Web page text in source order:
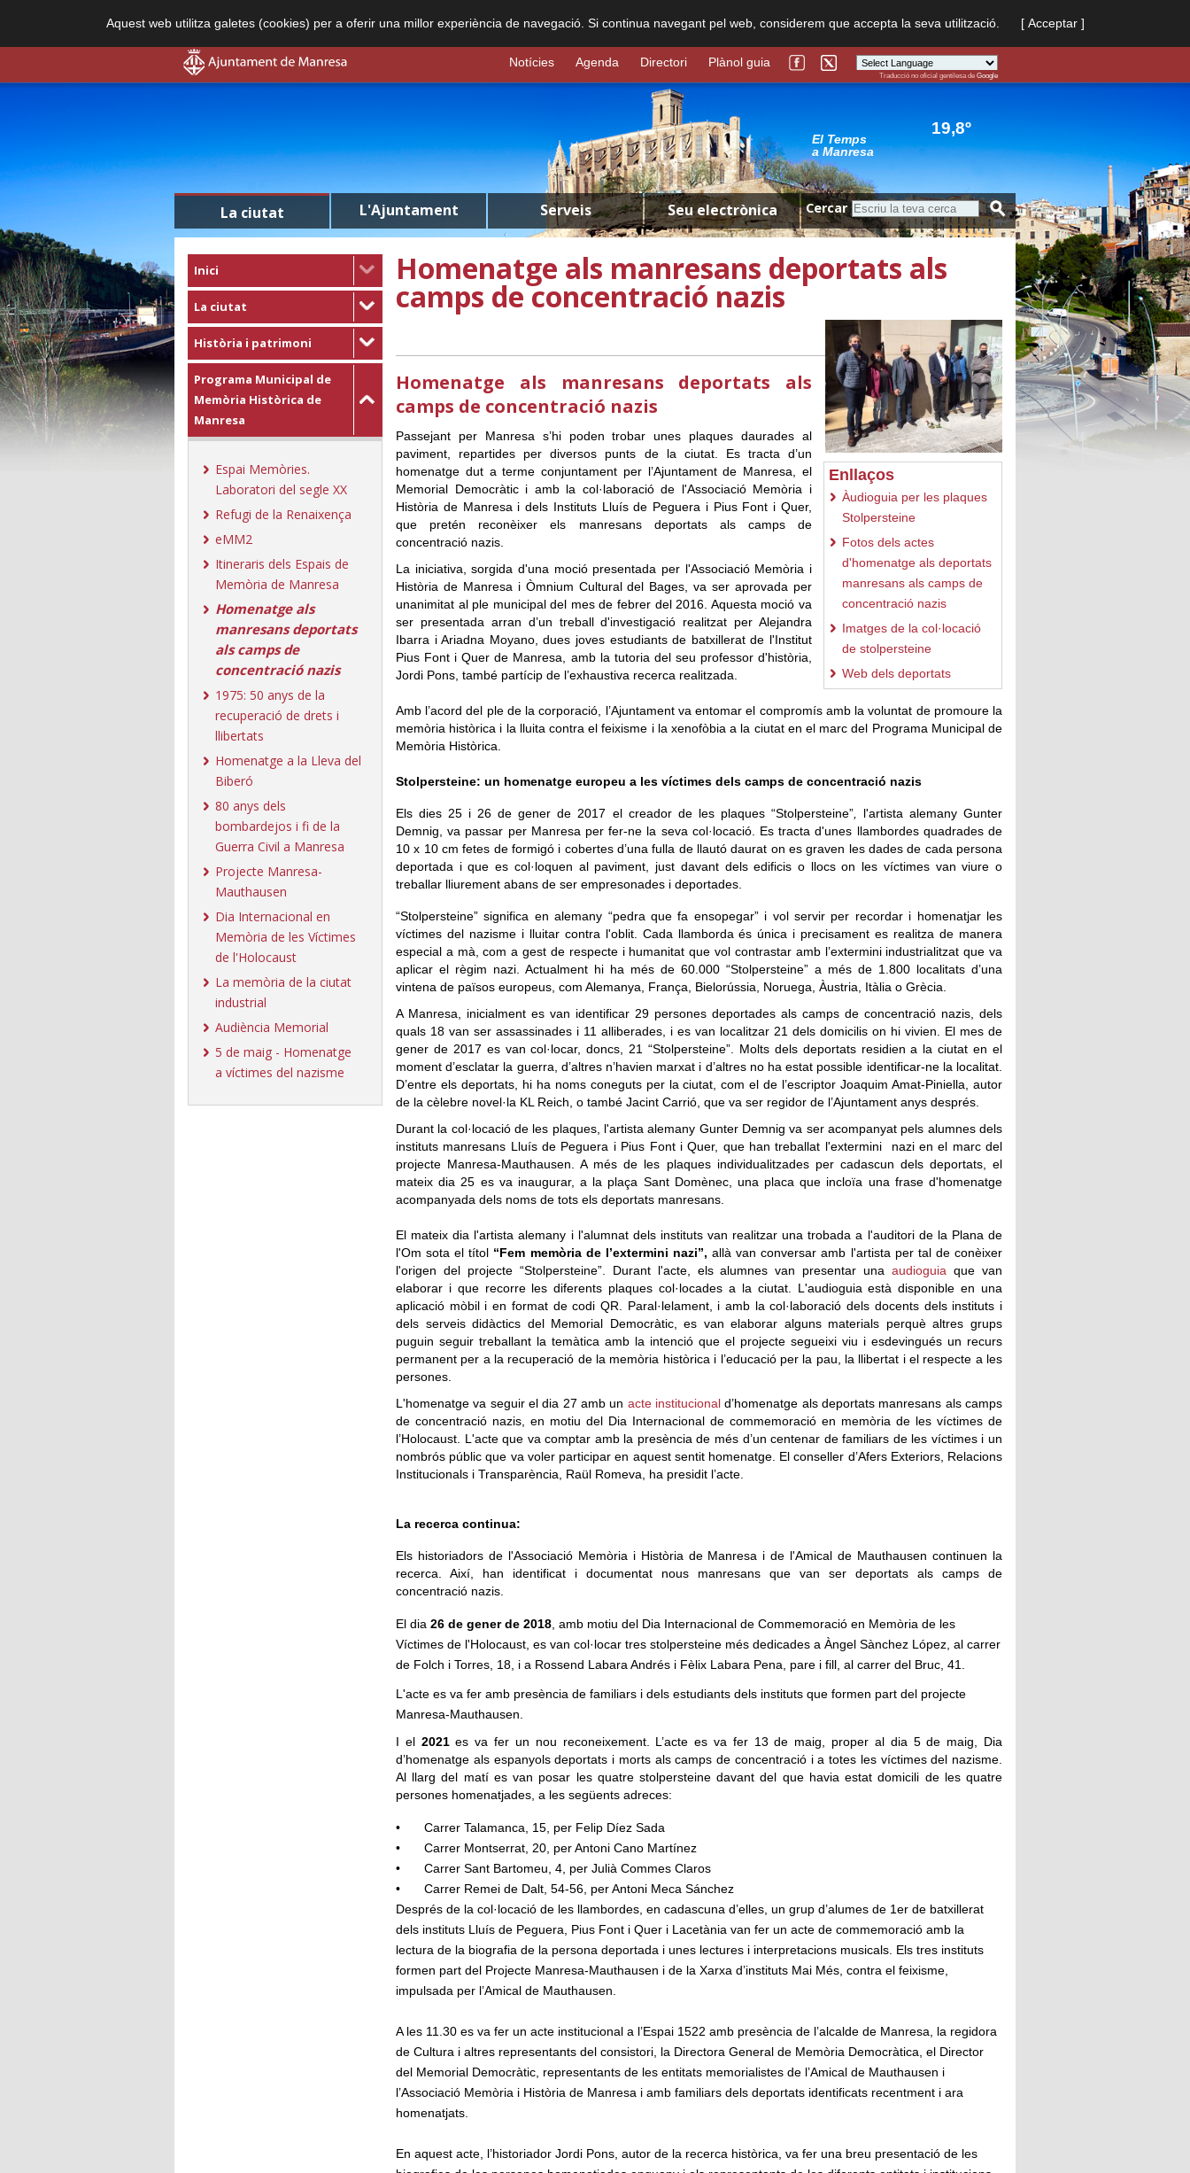
Aquest web utilitza galetes (cookies) per a oferir una millor experiència de navegació. Si continua navegant pel web, considerem que accepta la seva utilització. [ Acceptar ]
Powered by
Traducció no oficial gentilesa de Google
Notícies Agenda Directori Plànol guia
El Temps
a Manresa
19,8º
La ciutat L'Ajuntament Serveis Seu electrònica Cercar
Inici
La ciutat
Història i patrimoni
Programa Municipal de
Memòria Històrica de
Manresa
Espai Memòries.
Laboratori del segle XX
Refugi de la Renaixença
eMM2
Itineraris dels Espais de
Memòria de Manresa
Homenatge als
manresans deportats
als camps de
concentració nazis
1975: 50 anys de la
recuperació de drets i
llibertats
Homenatge a la Lleva del
Biberó
80 anys dels
bombardejos i fi de la
Guerra Civil a Manresa
Projecte Manresa-
Mauthausen
Dia Internacional en
Memòria de les Víctimes
de l'Holocaust
La memòria de la ciutat
industrial
Audiència Memorial
5 de maig - Homenatge
a víctimes del nazisme
Homenatge als manresans deportats als
camps de concentració nazis
Enllaços
Àudioguia per les plaques
Stolpersteine
Fotos dels actes
d'homenatge als deportats
manresans als camps de
concentració nazis
Imatges de la col·locació
de stolpersteine
Web dels deportats
Homenatge als manresans deportats als
camps de concentració nazis
Passejant per Manresa s’hi poden trobar unes plaques daurades al
paviment, repartides per diversos punts de la ciutat. Es tracta d’un
homenatge dut a terme conjuntament per l’Ajuntament de Manresa, el
Memorial Democràtic i amb la col·laboració de l'Associació Memòria i
Història de Manresa i dels Instituts Lluís de Peguera i Pius Font i Quer,
que pretén reconèixer els manresans deportats als camps de
concentració nazis.
La iniciativa, sorgida d'una moció presentada per l'Associació Memòria i
Història de Manresa i Òmnium Cultural del Bages, va ser aprovada per
unanimitat al ple municipal del mes de febrer del 2016. Aquesta moció va
ser presentada arran d’un treball d'investigació realitzat per Alejandra
Ibarra i Ariadna Moyano, dues joves estudiants de batxillerat de l'Institut
Pius Font i Quer de Manresa, amb la tutoria del seu professor d'història,
Jordi Pons, també partícip de l’exhaustiva recerca realitzada.
Amb l’acord del ple de la corporació, l’Ajuntament va entomar el compromís amb la voluntat de promoure la
memòria històrica i la lluita contra el feixisme i la xenofòbia a la ciutat en el marc del Programa Municipal de
Memòria Històrica.
Stolpersteine: un homenatge europeu a les víctimes dels camps de concentració nazis
Els dies 25 i 26 de gener de 2017 el creador de les plaques “Stolpersteine”, l'artista alemany Gunter
Demnig, va passar per Manresa per fer-ne la seva col·locació. Es tracta d'unes llambordes quadrades de
10 x 10 cm fetes de formigó i cobertes d’una fulla de llautó daurat on es graven les dades de cada persona
deportada i que es col·loquen al paviment, just davant dels edificis o llocs on les víctimes van viure o
treballar lliurement abans de ser empresonades i deportades.
“Stolpersteine” significa en alemany “pedra que fa ensopegar” i vol servir per recordar i homenatjar les
víctimes del nazisme i lluitar contra l'oblit. Cada llamborda és única i precisament es realitza de manera
especial a mà, com a gest de respecte i humanitat que vol contrastar amb l’extermini industrialitzat que va
aplicar el règim nazi. Actualment hi ha més de 60.000 “Stolpersteine” a més de 1.800 localitats d’una
vintena de països europeus, com Alemanya, França, Bielorússia, Noruega, Àustria, Itàlia o Grècia.
A Manresa, inicialment es van identificar 29 persones deportades als camps de concentració nazis, dels
quals 18 van ser assassinades i 11 alliberades, i es van localitzar 21 dels domicilis on hi vivien. El mes de
gener de 2017 es van col·locar, doncs, 21 “Stolpersteine”. Molts dels deportats residien a la ciutat en el
moment d’esclatar la guerra, d’altres n’havien marxat i d’altres no ha estat possible identificar-ne la localitat.
D’entre els deportats, hi ha noms coneguts per la ciutat, com el de l’escriptor Joaquim Amat-Piniella, autor
de la cèlebre novel·la KL Reich, o també Jacint Carrió, que va ser regidor de l’Ajuntament anys després.
Durant la col·locació de les plaques, l'artista alemany Gunter Demnig va ser acompanyat pels alumnes dels
instituts manresans Lluís de Peguera i Pius Font i Quer, que han treballat l'extermini nazi en el marc del
projecte Manresa-Mauthausen. A més de les plaques individualitzades per cadascun dels deportats, el
mateix dia 25 es va inaugurar, a la plaça Sant Domènec, una placa que incloïa una frase d'homenatge
acompanyada dels noms de tots els deportats manresans.
El mateix dia l'artista alemany i l'alumnat dels instituts van realitzar una trobada a l'auditori de la Plana de
l'Om sota el títol “Fem memòria de l’extermini nazi”, allà van conversar amb l'artista per tal de conèixer
l'origen del projecte “Stolpersteine”. Durant l'acte, els alumnes van presentar unaaudioguia que van
elaborar i que recorre les diferents plaques col·locades a la ciutat. L'audioguia està disponible en una
aplicació mòbil i en format de codi QR. Paral·lelament, i amb la col·laboració dels docents dels instituts i
dels serveis didàctics del Memorial Democràtic, es van elaborar alguns materials perquè altres grups
puguin seguir treballant la temàtica amb la intenció que el projecte segueixi viu i esdevingués un recurs
permanent per a la recuperació de la memòria històrica i l’educació per la pau, la llibertat i el respecte a les
persones.
L'homenatge va seguir el dia 27 amb un acte institucional d’homenatge als deportats manresans als camps
de concentració nazis, en motiu del Dia Internacional de commemoració en memòria de les víctimes de
l’Holocaust. L'acte que va comptar amb la presència de més d’un centenar de familiars de les víctimes i un
nombrós públic que va voler participar en aquest sentit homenatge. El conseller d’Afers Exteriors, Relacions
Institucionals i Transparència, Raül Romeva, ha presidit l’acte.
La recerca continua:
Els historiadors de l'Associació Memòria i Història de Manresa i de l'Amical de Mauthausen continuen la
recerca. Així, han identificat i documentat nous manresans que van ser deportats als camps de
concentració nazis.
El dia 26 de gener de 2018 , amb motiu del Dia Internacional de Commemoració en Memòria de les
Víctimes de l'Holocaust, es van col·locar tres stolpersteine més dedicades a Àngel Sànchez López, al carrer
de Folch i Torres, 18, i a Rossend Labara Andrés i Fèlix Labara Pena, pare i fill, al carrer del Bruc, 41.
L'acte es va fer amb presència de familiars i dels estudiants dels instituts que formen part del projecte
Manresa-Mauthausen.
I el 2021es va fer un nou reconeixement. L’acte es va fer 13 de maig, proper al dia 5 de maig, Dia
d’homenatge als espanyols deportats i morts als camps de concentració i a totes les víctimes del nazisme.
Al llarg del matí es van posar les quatre stolpersteine davant del que havia estat domicili de les quatre
persones homenatjades, a les següents adreces:
•
Carrer Talamanca, 15, per Felip Díez Sada
•
Carrer Montserrat, 20, per Antoni Cano Martínez
•
Carrer Sant Bartomeu, 4, per Julià Commes Claros
•
Carrer Remei de Dalt, 54-56, per Antoni Meca Sánchez
Després de la col·locació de les llambordes, en cadascuna d’elles, un grup d’alumes de 1er de batxillerat
dels instituts Lluís de Peguera, Pius Font i Quer i Lacetània van fer un acte de commemoració amb la
lectura de la biografia de la persona deportada i unes lectures i interpretacions musicals. Els tres instituts
formen part del Projecte Manresa-Mauthausen i de la Xarxa d’instituts Mai Més, contra el feixisme,
impulsada per l’Amical de Mauthausen.
A les 11.30 es va fer un acte institucional a l’Espai 1522 amb presència de l’alcalde de Manresa, la regidora
de Cultura i altres representants del consistori, la Directora General de Memòria Democràtica, el Director
del Memorial Democràtic, representants de les entitats memorialistes de l’Amical de Mauthausen i
l’Associació Memòria i Història de Manresa i amb familiars dels deportats identificats recentment i ara
homenatjats.
En aquest acte, l’historiador Jordi Pons, autor de la recerca històrica, va fer una breu presentació de les